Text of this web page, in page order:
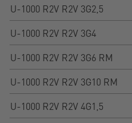
U-1000 R2V R2V 3G2,5
U-1000 R2V R2V 3G4
U-1000 R2V R2V 3G6 RM
U-1000 R2V R2V 3G10 RM
U-1000 R2V R2V 4G1,5